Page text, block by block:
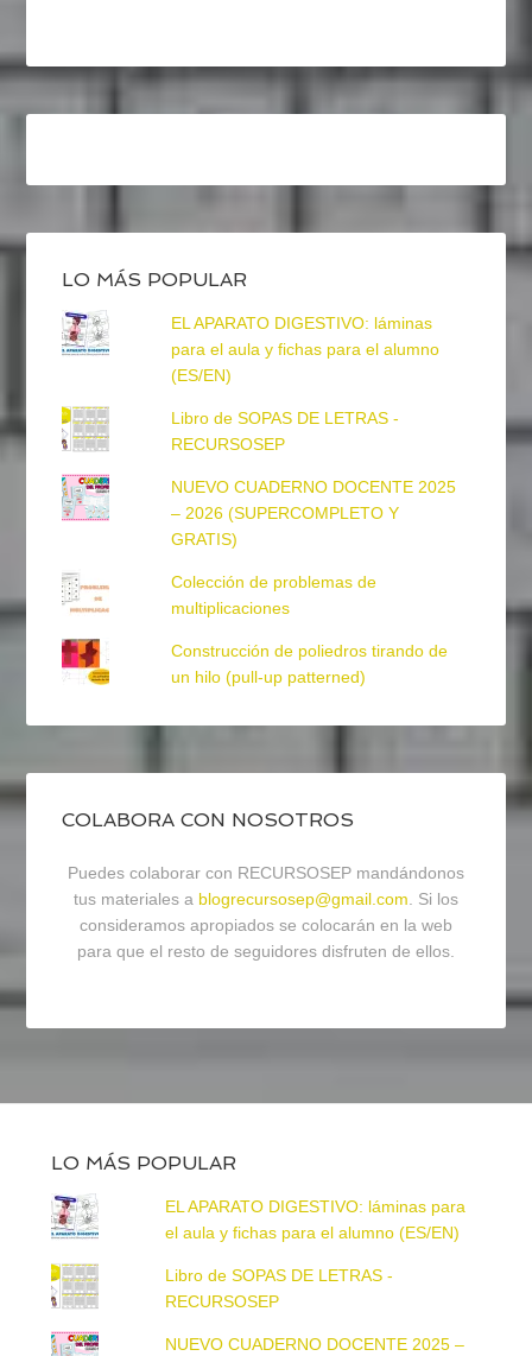
LO MÁS POPULAR
EL APARATO DIGESTIVO: láminas
para el aula y fichas para el alumno
(ES/EN)
Libro de SOPAS DE LETRAS -
RECURSOSEP
NUEVO CUADERNO DOCENTE 2025
– 2026 (SUPERCOMPLETO Y
GRATIS)
Colección de problemas de
multiplicaciones
Construcción de poliedros tirando de
un hilo (pull-up patterned)
COLABORA CON NOSOTROS
Puedes colaborar con RECURSOSEP mandándonos
tus materiales a blogrecursosep@gmail.com. Si los
consideramos apropiados se colocarán en la web
para que el resto de seguidores disfruten de ellos.
LO MÁS POPULAR
EL APARATO DIGESTIVO: láminas para
el aula y fichas para el alumno (ES/EN)
Libro de SOPAS DE LETRAS -
RECURSOSEP
NUEVO CUADERNO DOCENTE 2025 –